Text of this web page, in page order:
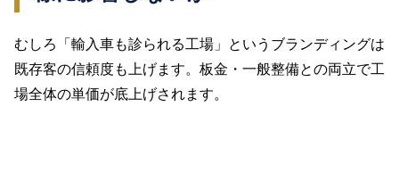
むしろ「輸入車も診られる工場」というブランディングは
既存客の信頼度も上げます。板金・一般整備との両立で工
場全体の単価が底上げされます。